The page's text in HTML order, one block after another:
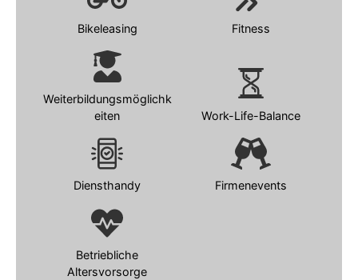
Bikeleasing Fitness
Weiterbildungsmöglichk
eiten
Work-Life-Balance
Diensthandy Firmenevents
Betriebliche
Altersvorsorge